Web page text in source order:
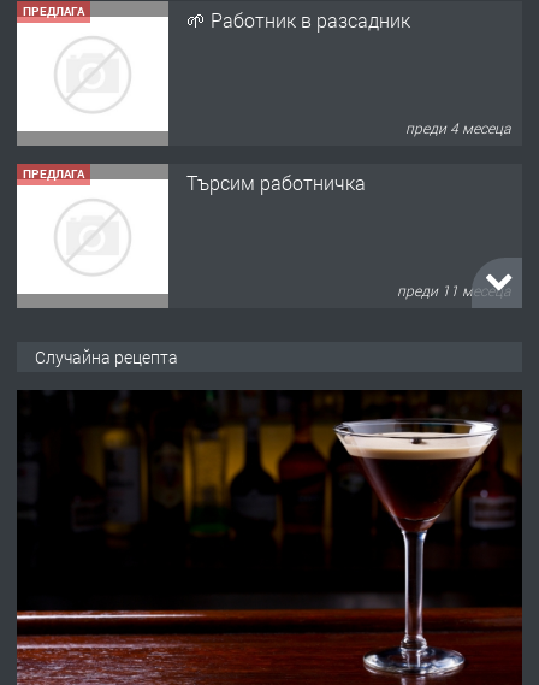
ПРЕДЛАГА Търсим работничка
преди 11 месеца
ПРЕДЛАГА
Продава употребявани чисти и
преди 1 година
преди 1 година
Първи поход "По стъпките на Ангел
Войвода"
преди 1 година
ПРЕДЛАГА
Монтажник на малки детайли за
Случайна рецепта